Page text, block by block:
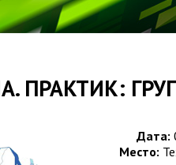
ПРАКТИК:
Дата:
Место: